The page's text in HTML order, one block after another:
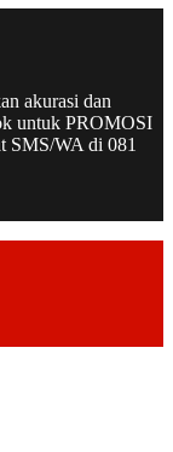
akurasi dan
untuk PROMOSI
SMS/WA di 081